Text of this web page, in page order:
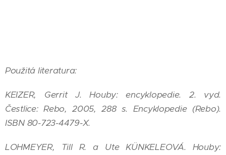
Použitá literatura:
KEIZER, Gerrit J. Houby: encyklopedie. 2. vyd.
Čestlice: Rebo, 2005, 288 s. Encyklopedie (Rebo).
ISBN 80-723-4479-X.
LOHMEYER, Till R. a Ute KÜNKELEOVÁ. Houby: